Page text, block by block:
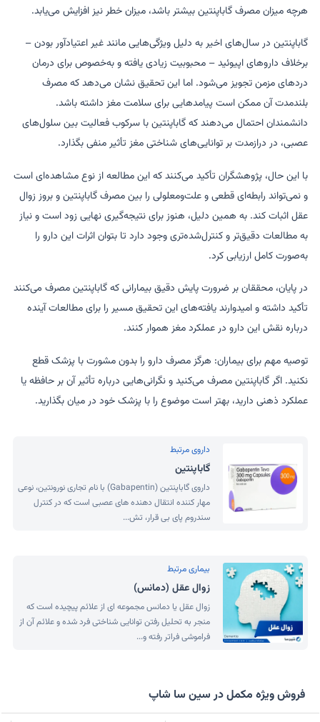
هرچه میزان مصرف گاباپنتین بیشتر باشد، میزان خطر نیز افزایش می‌یابد.
گاباپنتین در سال‌های اخیر به دلیل ویژگی‌هایی مانند غیر اعتیادآور بودن –
برخلاف داروهای اپیوئید – محبوبیت زیادی یافته و به‌خصوص برای درمان
دردهای مزمن تجویز می‌شود. اما این تحقیق نشان می‌دهد که مصرف
بلندمدت آن ممکن است پیامدهایی برای سلامت مغز داشته باشد.
دانشمندان احتمال می‌دهند که گاباپنتین با سرکوب فعالیت بین سلول‌های
عصبی، در درازمدت بر توانایی‌های شناختی مغز تأثیر منفی بگذارد.
با این حال، پژوهشگران تأکید می‌کنند که این مطالعه از نوع مشاهده‌ای است
و نمی‌تواند رابطه‌ای قطعی و علت‌ومعلولی را بین مصرف گاباپنتین و بروز زوال
عقل اثبات کند. به همین دلیل، هنوز برای نتیجه‌گیری نهایی زود است و نیاز
به مطالعات دقیق‌تر و کنترل‌شده‌تری وجود دارد تا بتوان اثرات این دارو را
به‌صورت کامل ارزیابی کرد.
در پایان، محققان بر ضرورت پایش دقیق بیمارانی که گاباپنتین مصرف می‌کنند
تأکید داشته و امیدوارند یافته‌های این تحقیق مسیر را برای مطالعات آینده
درباره نقش این دارو در عملکرد مغز هموار کنند.
توصیه مهم برای بیماران: هرگز مصرف دارو را بدون مشورت با پزشک قطع
نکنید. اگر گاباپنتین مصرف می‌کنید و نگرانی‌هایی درباره تأثیر آن بر حافظه یا
عملکرد ذهنی دارید، بهتر است موضوع را با پزشک خود در میان بگذارید.
داروی مرتبط
گاباپنتین
داروی گاباپنتین (Gabapentin) با نام تجاری نورونتین، نوعی
مهار کننده انتقال دهنده های عصبی است که در کنترل
سندروم پای بی قرار، تش...
بیماری مرتبط
زوال عقل (دمانس)
زوال عقل یا دمانس مجموعه ای از علائم پیچیده است که
منجر به تحلیل رفتن توانایی شناختی فرد شده و علائم آن از
فراموشی فراتر رفته و...
فروش ویژه مکمل در سین سا شاپ